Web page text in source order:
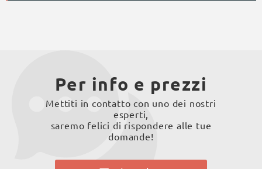
Per info e prezzi
Mettiti in contatto con uno dei nostri
esperti,
saremo felici di rispondere alle tue
domande!